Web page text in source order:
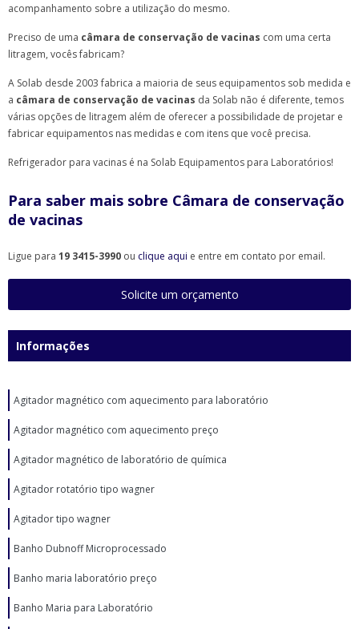
acompanhamento sobre a utilização do mesmo.
Preciso de uma câmara de conservação de vacinas com uma certa
litragem, vocês fabricam?
A Solab desde 2003 fabrica a maioria de seus equipamentos sob medida e
a câmara de conservação de vacinas da Solab não é diferente, temos
várias opções de litragem além de oferecer a possibilidade de projetar e
fabricar equipamentos nas medidas e com itens que você precisa.
Refrigerador para vacinas é na Solab Equipamentos para Laboratórios!
Para saber mais sobre Câmara de conservação
de vacinas
Ligue para 19 3415-3990 ou clique aqui e entre em contato por email.
Solicite um orçamento
Informações
Agitador magnético com aquecimento para laboratório
Agitador magnético com aquecimento preço
Agitador magnético de laboratório de química
Agitador rotatório tipo wagner
Agitador tipo wagner
Banho Dubnoff Microprocessado
Banho maria laboratório preço
Banho Maria para Laboratório